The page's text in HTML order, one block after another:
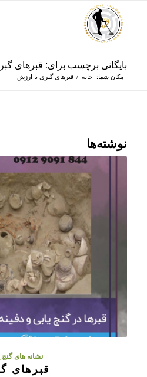
بایگانی برچسب برای: قبرهای
مکان شما: خانه / قبرهای گبری با ارزش
نوشته‌ها
نشانه های گنج
قبرهای